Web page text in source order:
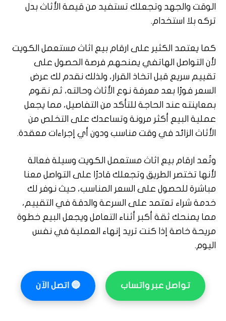
الوقت والجهد وتجعلك تستفيد من قيمة الأثاث بدل
تركه بلا استخدام.
كما يعتمد الكثير على ارقام بيع اثاث مستعمل الكويت
لأن التواصل الهاتفي يمنحهم فرصة الحصول على
تقييم سريع قبل اتخاذ القرار، ولذلك نقدم لك عرض
السعر فورًا بعد معرفة نوع الأثاث وحالته، ثم نقوم
بمعاينته عند الحاجة للتأكد من التفاصيل، مما يجعل
عملية البيع أكثر مرونة وتساعدك على التخلص من
الأثاث الزائد في وقت مناسب ودون أي إجراءات معقدة.
وتُعد ارقام بيع اثاث مستعمل الكويت وسيلة فعالة
لأنها تختصر الطريق وتجعلك قادرًا على التواصل معنا
مباشرة للحصول على السعر المناسب، حيث نوفر لك
خدمة شراء تعتمد على السرعة والدقة في التقييم،
مما يمنحك ثقة أكبر أثناء التعامل ويجعل البيع خطوة
مريحة خاصة إذا كنت تريد إنهاء العملية في نفس
اليوم.
تواصل عبر واتساب 🔵 اتصل الآن